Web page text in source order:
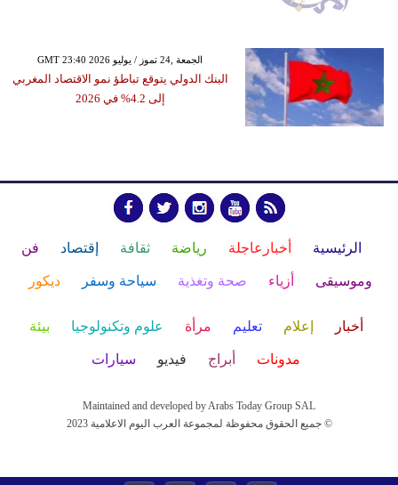
GMT 23:40 2026 الجمعة ,24 تموز / يوليو
البنك الدولي يتوقع تباطؤ نمو الاقتصاد المغربي
إلى 4.2% في 2026
الرئيسية أخبارعاجلة رياضة ثقافة إقتصاد فن
وموسيقى أزياء صحة وتغذية سياحة وسفر ديكور
أخبار إعلام تعليم مرأة علوم وتكنولوجيا بيئة
مدونات أبراج فيديو سيارات
Maintained and developed by Arabs Today Group SAL
جميع الحقوق محفوظة لمجموعة العرب اليوم الاعلامية 2023 ©